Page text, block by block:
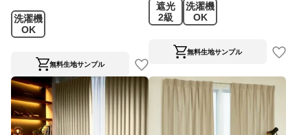
洗濯機
OK
無料生地サンプル
遮光
2級
洗濯機
OK
無料生地サンプル